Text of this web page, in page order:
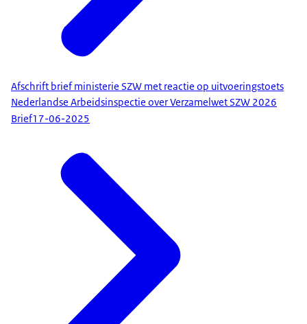
Afschrift brief ministerie SZW met reactie op uitvoeringstoets
Nederlandse Arbeidsinspectie over Verzamelwet SZW 2026
Brief17-06-2025